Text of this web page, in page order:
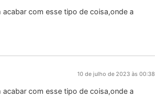
com esse tipo de coisa,onde a
10 de julho de 2023 às 00:38
com esse tipo de coisa,onde a